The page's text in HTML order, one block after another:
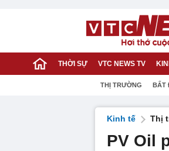
THỜI SỰ VTC NEWS TV
THỊ TRƯỜNG BẤT
Kinh tế Thị
PV Oil